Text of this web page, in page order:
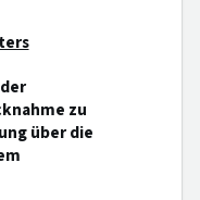
zu
über die